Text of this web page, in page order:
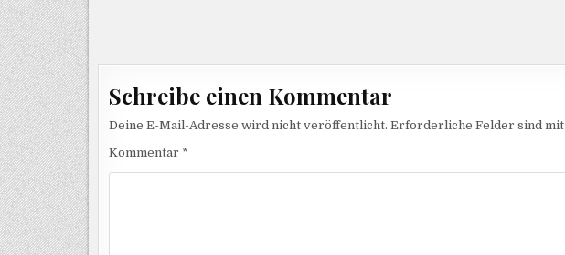
Schreibe einen Kommentar
Deine E-Mail-Adresse wird nicht veröffentlicht. Erforderliche Felder sind mit
Kommentar *